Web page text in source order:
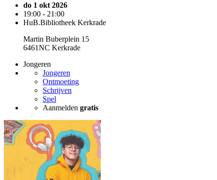
do 1 okt 2026
19:00 - 21:00
HuB.Bibliotheek Kerkrade
Martin Buberplein 15
6461NC Kerkrade
Jongeren
Jongeren
Ontmoeting
Schrijven
Spel
Aanmelden gratis